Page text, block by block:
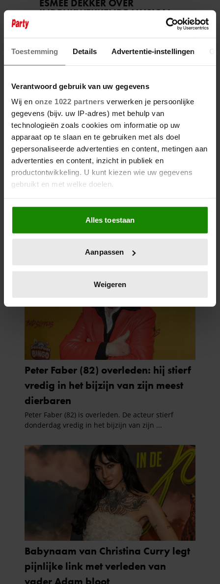
Toestemming Details Advertentie-instellingen
Verantwoord gebruik van uw gegevens
Wij en onze 1022 partners verwerken je persoonlijke
gegevens (bijv. uw IP-adres) met behulp van
technologieën zoals cookies om informatie op uw
apparaat op te slaan en te gebruiken met als doel
gepersonaliseerde advertenties en content, metingen aan
advertenties en content, inzicht in publiek en
productontwikkeling. U kunt kiezen wie uw gegevens
gebruikt en met welke doelen.
Als u het toestaat, willen we ook graag:
Informatie verzamelen over uw geografische
locatie, die tot een paar meter nauwkeurig kan zijn
scannen op specifieke eigenschappen (fingerprinting)
verwerkt en stel uw voorkeuren in het
intrekken in de Cookieverklaring.
We gebruiken cookies om content en advertenties te
personaliseren, om functies voor social media te bieden
en om ons websiteverkeer te analyseren. Ook delen we
informatie over uw gebruik van onze site met onze
partners voor social media, adverteren en analyse. Deze
partners kunnen deze gegevens combineren met andere
informatie die u aan ze heeft verstrekt of die ze hebben
verzameld op basis van uw gebruik van hun services. U
gaat akkoord met onze cookies als u onze website blijft
Alles toestaan
Aanpassen
Weigeren
ESMÉE DEKKER OVER
INDRUKWEKKENDE MUSICAL
9 augustus 2026
MEDIA KRITISCH OP JAN SMIT:
“DERTIG JAAR CARRIÈRE EN DE
PERS MAG NIET NAAR